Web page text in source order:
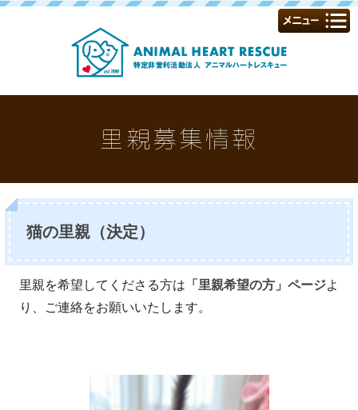
里親募集情報
猫の里親（決定）
里親を希望してくださる方は 「里親希望の方」ページよ
り、ご連絡をお願いいたします。